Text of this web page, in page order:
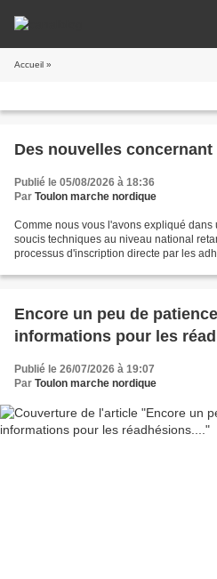
Accueil »
Des nouvelles
Publié le 05/08/2026 à 18:36
Par Toulon marche nordique
Comme nous vous l'avons expliqué
soucis techniques au niveau national
processus d'inscription directe par les
Encore un peu de
informations pour les
Publié le 26/07/2026 à 19:07
Par Toulon marche nordique